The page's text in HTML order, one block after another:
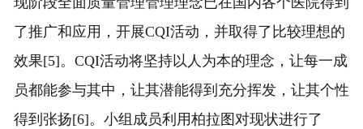
了推广和应用，开展CQI活动，并取得了比较理想的
效果[5]。CQI活动将坚持以人为本的理念，让每一成
员都能参与其中，让其潜能得到充分挥发，让其个性
得到张扬[6]。小组成员利用柏拉图对现状进行了